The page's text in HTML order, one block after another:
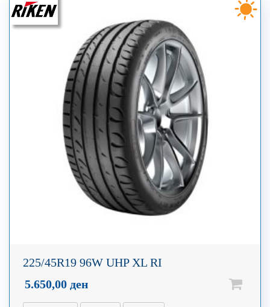
225/45R19 96W UHP XL RI
5.650,00 ден